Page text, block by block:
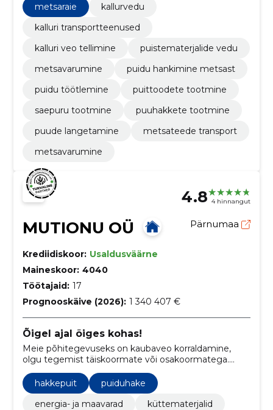
metsaraie
kallurvedu
kalluri transportteenused
kalluri veo tellimine
puistematerjalide vedu
metsavarumine
puidu hankimine metsast
puidu töötlemine
puittoodete tootmine
saepuru tootmine
puuhakkete tootmine
puude langetamine
metsateede transport
metsavarumine
4.8 4 hinnangut
MUTIONU OÜ Pärnumaa
Krediidiskoor: Usaldusväärne
Maineskoor: 4040
Töötajaid: 17
Prognooskäive (2026): 1 340 407 €
Õigel ajal õiges kohas!
Meie põhitegevuseks on kaubaveo korraldamine,
olgu tegemist täiskoormate või osakoormatega.
Teame, et iga kaup on oluline ja iga tellimus väärib
tähelepanu. Seetõttu tagame, et Sinu kaup jõuaks
alati õigel ajal ja ohutult sihtkohta.
hakkepuit
puiduhake
energia- ja maavarad
küttematerjalid